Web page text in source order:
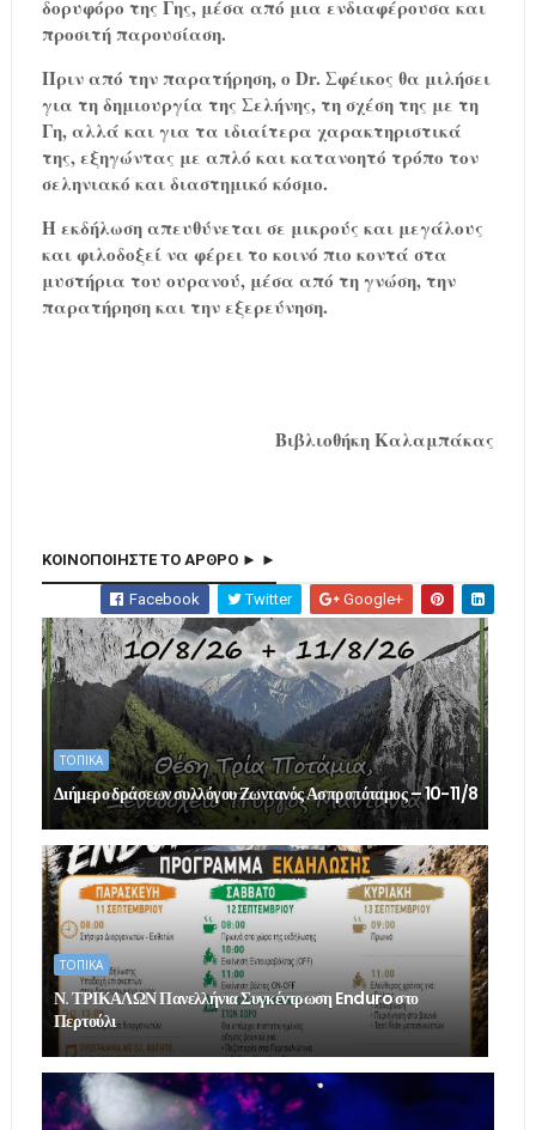
δορυφόρο της Γης, μέσα από μια ενδιαφέρουσα και
προσιτή παρουσίαση.
Πριν από την παρατήρηση, ο Dr. Σφέικος θα μιλήσει
για τη δημιουργία της Σελήνης, τη σχέση της με τη
Γη, αλλά και για τα ιδιαίτερα χαρακτηριστικά
της, εξηγώντας με απλό και κατανοητό τρόπο τον
σεληνιακό και διαστημικό κόσμο.
Η εκδήλωση απευθύνεται σε μικρούς και μεγάλους
και φιλοδοξεί να φέρει το κοινό πιο κοντά στα
μυστήρια του ουρανού, μέσα από τη γνώση, την
παρατήρηση και την εξερεύνηση.
Βιβλιοθήκη Καλαμπάκας
ΚΟΙΝΟΠΟΙΗΣΤΕ ΤΟ ΑΡΘΡΟ ► ►
Facebook Twitter Google+
ΤΟΠΙΚΑ
Διήμερο δράσεων συλλόγου Ζωντανός Ασπροπόταμος – 10-11/8
ΤΟΠΙΚΑ
Ν. ΤΡΙΚΑΛΩΝ Πανελλήνια Συγκέντρωση Enduro στο
Περτούλι